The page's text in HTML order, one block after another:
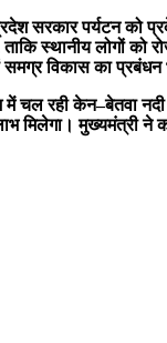
सरकार पर्यटन को
ताकि स्थानीय लोगों
विकास का प्रबंधन
चल रही केन–बेतवा नदी
मिलेगा। मुख्यमंत्री